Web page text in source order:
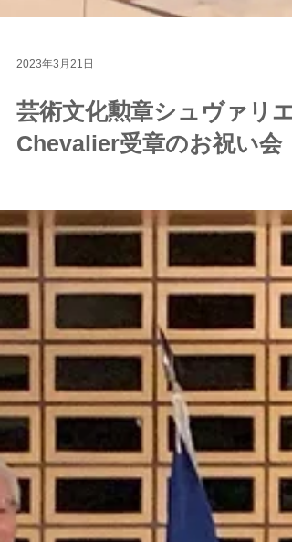
2023年3月21日
芸術文化勲章シュヴァリエ
Chevalier受章のお祝い会